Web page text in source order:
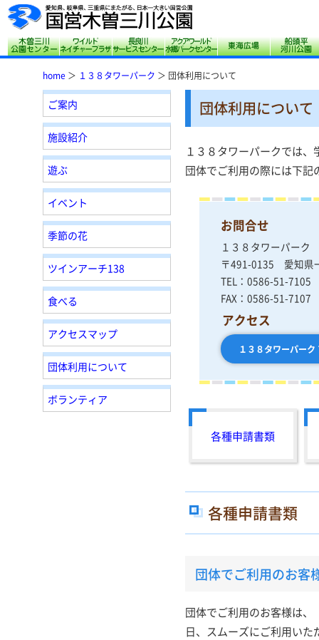
木曽三川公園センターサリオパーク祖父江 ワイルドネイチャー
長良川サービスセンター
アクアワールド水郷
東海広場
home ＞ １３８タワーパーク ＞ 団体利用について
ご案内
施設紹介
遊ぶ
イベント
季節の花
ツインアーチ138
食べる
アクセスマップ
団体利用について
ボランティア
団体利用について
１３８タワーパークでは
団体でご利用の際には下
お問合せ
１３８タワーパーク
〒491-0135 愛知県
TEL：0586-51-
FAX：0586-51-7107
アクセス
１３８タワーパー
各種申請書類
各種申請書類
団体でご利用のお客
団体でご利用のお客様は
日、スムーズにご利用いた